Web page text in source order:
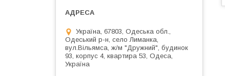
Україна, 67803, Одеська обл.,
Одеський р-н, село Лиманка,
вул.Вільямса, ж/м "Дружний", будинок
93, корпус 4, квартира 53, Одеса,
Україна